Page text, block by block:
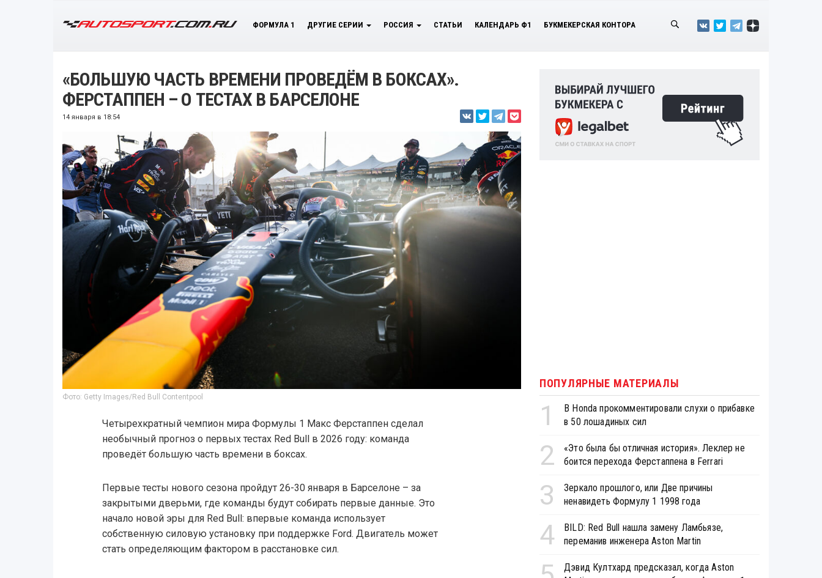
ФОРМУЛА 1 ДРУГИЕ СЕРИИ РОССИЯ СТАТЬИ КАЛЕНДАРЬ Ф1 БУКМЕКЕРСКАЯ КОНТОРА
«БОЛЬШУЮ ЧАСТЬ ВРЕМЕНИ ПРОВЕДЁМ В БОКСАХ».
ФЕРСТАППЕН – О ТЕСТАХ В БАРСЕЛОНЕ
14 января в 18:54
Фото: Getty Images/Red Bull Contentpool
Четырехкратный чемпион мира Формулы 1 Макс Ферстаппен сделал
необычный прогноз о первых тестах Red Bull в 2026 году: команда
проведёт большую часть времени в боксах.
Первые тесты нового сезона пройдут 26-30 января в Барселоне – за
закрытыми дверьми, где команды будут собирать первые данные. Это
начало новой эры для Red Bull: впервые команда использует
собственную силовую установку при поддержке Ford. Двигатель может
стать определяющим фактором в расстановке сил.
ПОПУЛЯРНЫЕ МАТЕРИАЛЫ
1
В Honda прокомментировали слухи о прибавке
в 50 лошадиных сил
2
«Это была бы отличная история». Леклер не
боится перехода Ферстаппена в Ferrari
3
Зеркало прошлого, или Две причины
ненавидеть Формулу 1 1998 года
4
BILD: Red Bull нашла замену Ламбьязе,
переманив инженера Aston Martin
Дэвид Култхард предсказал, когда Aston